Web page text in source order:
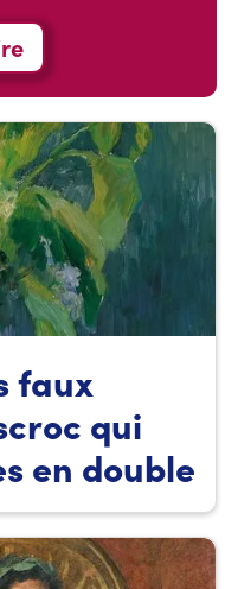
faux
qui
en double